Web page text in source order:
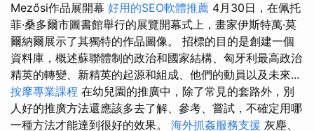
Mezősi作品展開幕 好用的SEO軟體推薦 4月30日，在佩托
菲·桑多爾市圖書館舉行的展覽開幕式上，畫家伊斯特萬·莫
爾納爾展示了其獨特的作品圖像。 招標的目的是創建一個
資料庫，概述蘇聯體制的政治和國家結構、匈牙利最高政治
精英的轉變、新精英的起源和組成、他們的動員以及未來...
按摩專業課程 在幼兒園的推廣中，除了常見的套路外，別
人好的推廣方法還應該多去了解、參考、嘗試，不確定用哪
一種方法才能達到很好的效果。 海外抓姦服務支援 灰塵、